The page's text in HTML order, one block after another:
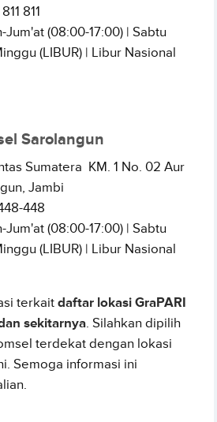
811
Jum'at (08:00-17:00) | Sabtu
(LIBUR) | Libur Nasional
Sarolangun
Sumatera KM. 1 No. 02 Aur
Jambi
448
Jum'at (08:00-17:00) | Sabtu
(LIBUR) | Libur Nasional
terkaitdaftar lokasi GraPARI
sekitarnya. Silahkan dipilih
terdekat dengan lokasi
Semoga informasi ini